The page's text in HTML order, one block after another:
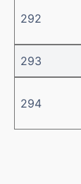
292
293
294